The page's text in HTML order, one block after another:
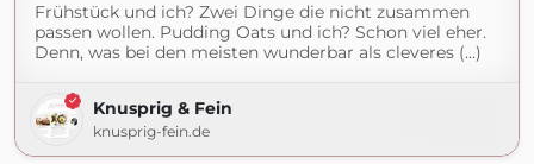
Frühstück und ich? Zwei Dinge die nicht zusammen
passen wollen. Pudding Oats und ich? Schon viel eher.
Denn, was bei den meisten wunderbar als cleveres (...)
Knusprig & Fein
knusprig-fein.de